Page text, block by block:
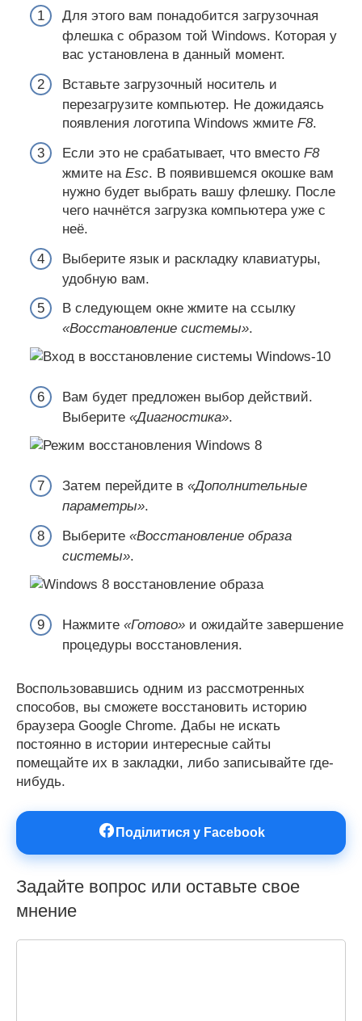
Для этого вам понадобится загрузочная
флешка с образом той Windows. Которая у
вас установлена в данный момент.
Вставьте загрузочный носитель и
перезагрузите компьютер. Не дожидаясь
появления логотипа Windows жмите F8.
Если это не срабатывает, что вместо F8
жмите на Esc. В появившемся окошке вам
нужно будет выбрать вашу флешку. После
чего начнётся загрузка компьютера уже с
неё.
Выберите язык и раскладку клавиатуры,
удобную вам.
В следующем окне жмите на ссылку
«Восстановление системы».
Вам будет предложен выбор действий.
Выберите «Диагностика».
Затем перейдите в «Дополнительные
параметры».
Выберите «Восстановление образа
системы».
Нажмите «Готово» и ожидайте завершение
процедуры восстановления.
Воспользовавшись одним из рассмотренных
способов, вы сможете восстановить историю
браузера Google Chrome. Дабы не искать
постоянно в истории интересные сайты
помещайте их в закладки, либо записывайте где-
нибудь.
Поділитися у Facebook
Задайте вопрос или оставьте свое
мнение